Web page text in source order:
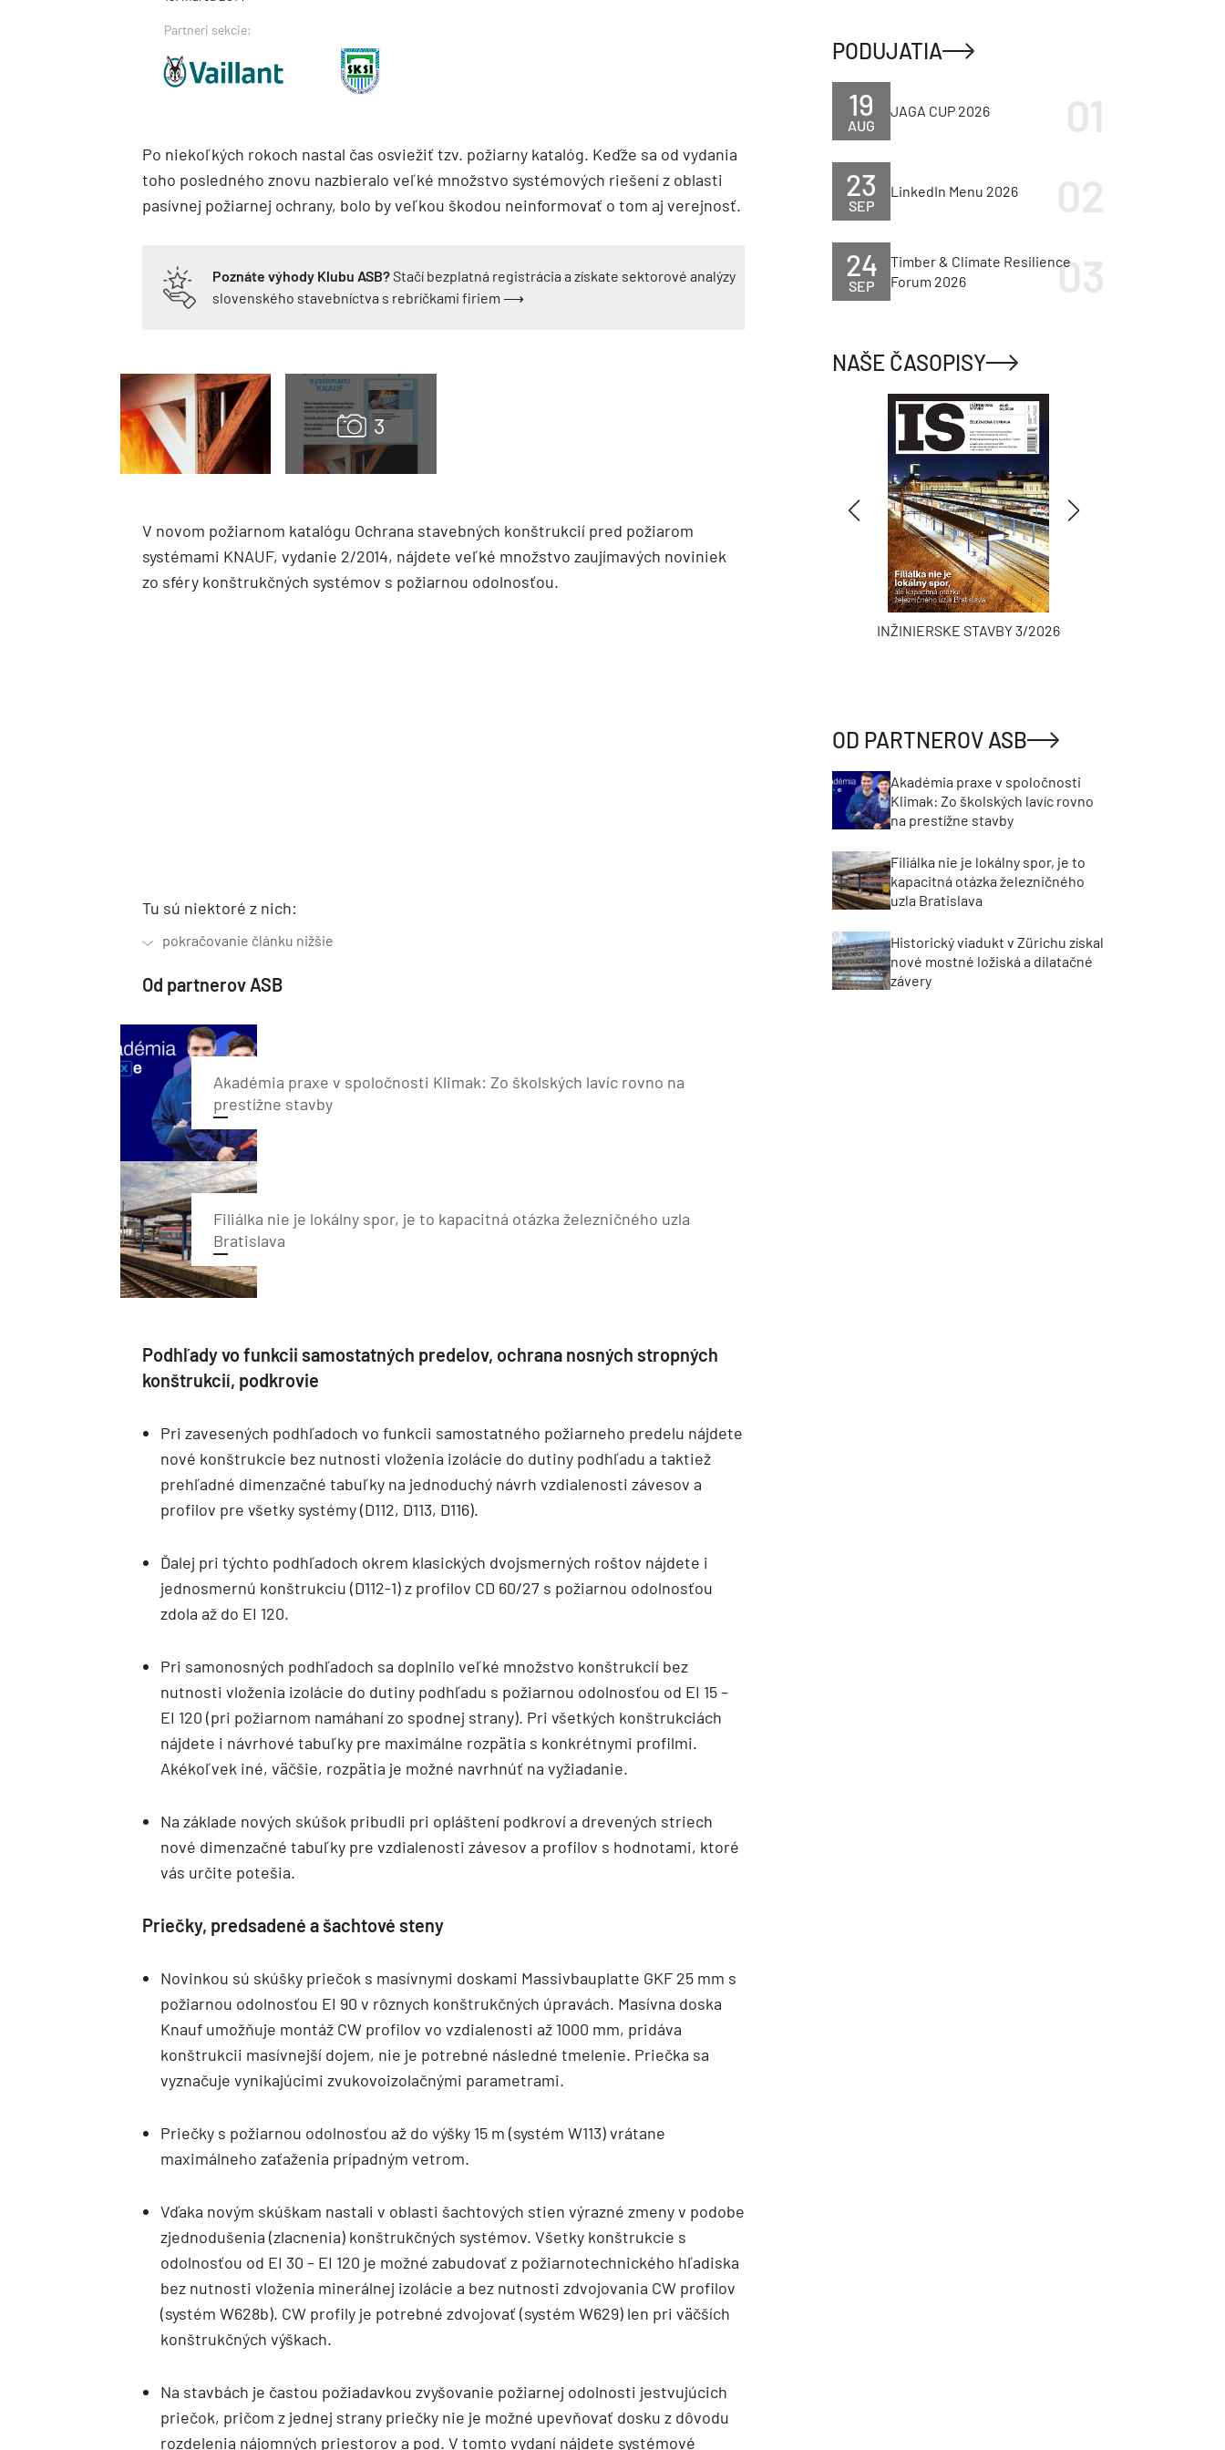
Partneri sekcie:
Po niekoľkých rokoch nastal čas osviežiť tzv. požiarny katalóg. Keďže sa od vydania
toho posledného znovu nazbieralo veľké množstvo systémových riešení z oblasti
pasívnej požiarnej ochrany, bolo by veľkou škodou neinformovať o tom aj verejnosť.
Poznáte výhody Klubu ASB?Stačí bezplatná registrácia a získate sektorové analýzy
slovenského stavebníctva s rebríčkami firiem ⟶
V novom požiarnom katalógu Ochrana stavebných konštrukcií pred požiarom
systémami KNAUF, vydanie 2/2014, nájdete veľké množstvo zaujímavých noviniek
zo sféry konštrukčných systémov s požiarnou odolnosťou.
Tu sú niektoré z nich:
Od partnerov ASB
Akadémia praxe v spoločnosti Klimak: Zo školských lavíc rovno na
prestížne stavby
Filiálka nie je lokálny spor, je to kapacitná otázka železničného uzla
Bratislava
Podhľady vo funkcii samostatných predelov, ochrana nosných stropných
konštrukcií, podkrovie
Pri zavesených podhľadoch vo funkcii samostatného požiarneho predelu nájdete
nové konštrukcie bez nutnosti vloženia izolácie do dutiny podhľadu a taktiež
prehľadné dimenzačné tabuľky na jednoduchý návrh vzdialenosti závesov a
profilov pre všetky systémy (D112, D113, D116).
Ďalej pri týchto podhľadoch okrem klasických dvojsmerných roštov nájdete i
jednosmernú konštrukciu (D112-1) z profilov CD 60/27 s požiarnou odolnosťou
zdola až do EI 120.
Pri samonosných podhľadoch sa doplnilo veľké množstvo konštrukcií bez
nutnosti vloženia izolácie do dutiny podhľadu s požiarnou odolnosťou od EI 15 –
EI 120 (pri požiarnom namáhaní zo spodnej strany). Pri všetkých konštrukciách
nájdete i návrhové tabuľky pre maximálne rozpätia s konkrétnymi profilmi.
Akékoľvek iné, väčšie, rozpätia je možné navrhnúť na vyžiadanie.
Na základe nových skúšok pribudli pri opláštení podkroví a drevených striech
nové dimenzačné tabuľky pre vzdialenosti závesov a profilov s hodnotami, ktoré
vás určite potešia.
Priečky, predsadené a šachtové steny
Novinkou sú skúšky priečok s masívnymi doskami Massivbauplatte GKF 25 mm s
požiarnou odolnosťou EI 90 v rôznych konštrukčných úpravách. Masívna doska
Knauf umožňuje montáž CW profilov vo vzdialenosti až 1000 mm, pridáva
konštrukcii masívnejší dojem, nie je potrebné následné tmelenie. Priečka sa
vyznačuje vynikajúcimi zvukovoizolačnými parametrami.
Priečky s požiarnou odolnosťou až do výšky 15 m (systém W113) vrátane
maximálneho zaťaženia prípadným vetrom.
Vďaka novým skúškam nastali v oblasti šachtových stien výrazné zmeny v podobe
zjednodušenia (zlacnenia) konštrukčných systémov. Všetky konštrukcie s
odolnosťou od EI 30 – EI 120 je možné zabudovať z požiarnotechnického hľadiska
bez nutnosti vloženia minerálnej izolácie a bez nutnosti zdvojovania CW profilov
(systém W628b). CW profily je potrebné zdvojovať (systém W629) len pri väčších
konštrukčných výškach.
Na stavbách je častou požiadavkou zvyšovanie požiarnej odolnosti jestvujúcich
priečok, pričom z jednej strany priečky nie je možné upevňovať dosku z dôvodu
rozdelenia nájomných priestorov a pod. V tomto vydaní nájdete systémové
PODUJATIA
AUG
19 JAGA CUP 2026
SEP
23 LinkedIn Menu 2026
SEP
24
Timber & Climate Resilience
Forum 2026
NAŠE ČASOPISY
INŽINIERSKE STAVBY 3/2026
OD PARTNEROV ASB
Akadémia praxe v spoločnosti
Klimak: Zo školských lavíc rovno
na prestížne stavby
Filiálka nie je lokálny spor, je to
kapacitná otázka železničného
uzla Bratislava
Historický viadukt v Zürichu získal
nové mostné ložiská a dilatačné
závery